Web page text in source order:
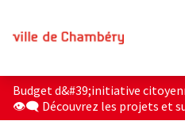
Budget d&#39;initiative
👁‍🗨 Découvrez les projets et